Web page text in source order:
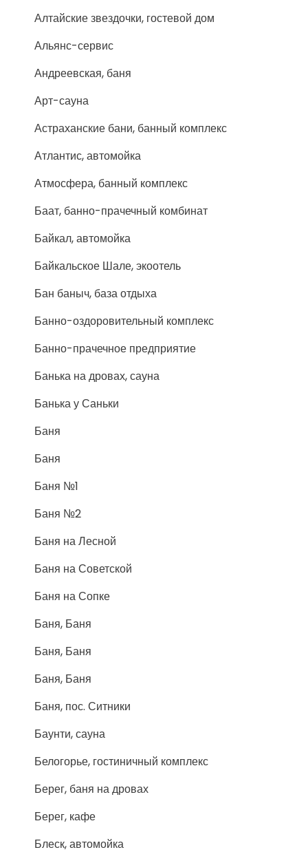
Алтайские звездочки, гостевой дом
Альянс-сервис
Андреевская, баня
Арт-сауна
Астраханские бани, банный комплекс
Атлантис, автомойка
Атмосфера, банный комплекс
Баат, банно-прачечный комбинат
Байкал, автомойка
Байкальское Шале, экоотель
Бан баныч, база отдыха
Банно-оздоровительный комплекс
Банно-прачечное предприятие
Банька на дровах, сауна
Банька у Саньки
Баня
Баня
Баня №1
Баня №2
Баня на Лесной
Баня на Советской
Баня на Сопке
Баня, Баня
Баня, Баня
Баня, Баня
Баня, пос. Ситники
Баунти, сауна
Белогорье, гостиничный комплекс
Берег, баня на дровах
Берег, кафе
Блеск, автомойка